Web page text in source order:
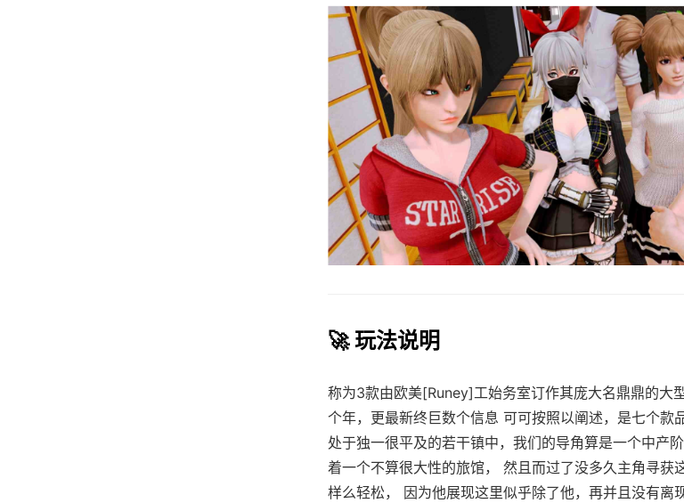
🚀 玩法说明
称为3款由欧美[Runey]工始务室订作其庞大名鼎鼎的大
个年，更最新终巨数个信息 可可按照以阐述，是七个款
处于独一很平及的若干镇中，我们的导角算是一个中产
着一个不算很大性的旅馆， 然且而过了没多久主角寻获
样么轻松， 因为他展现这里似乎除了他，再并且没有离